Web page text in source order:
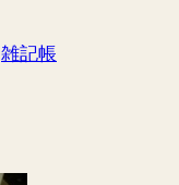
雑記帳